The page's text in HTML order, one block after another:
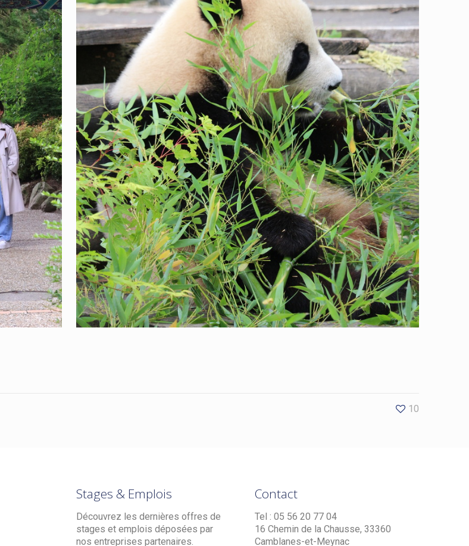
10
Stages & Emplois
Découvrez les dernières offres de
stages et emplois déposées par
nos entreprises partenaires.
Contact
Tel : 05 56 20 77 04
16 Chemin de la Chausse, 33360
Camblanes-et-Meynac